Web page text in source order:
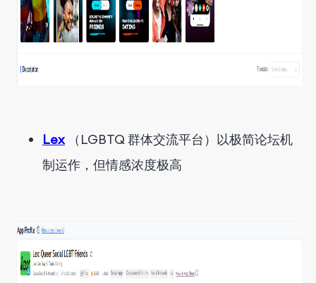
Lex（LGBTQ 群体交流平台）以极简论坛机
制运作，但情感浓度极高